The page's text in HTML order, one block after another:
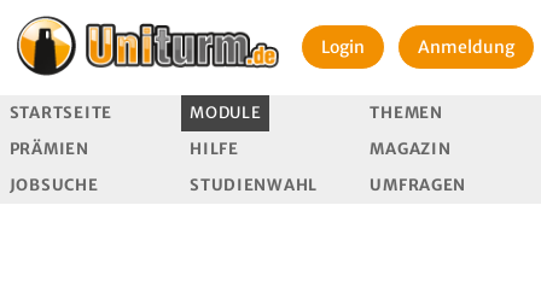
Login Anmeldung
STARTSEITE MODULE
THEMEN
PRÄMIEN
HILFE
MAGAZIN
JOBSUCHE
STUDIENWAHL UMFRAGEN